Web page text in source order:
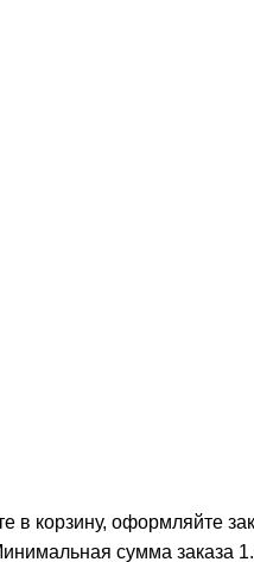
в корзину, оформляйте
сумма заказа